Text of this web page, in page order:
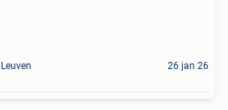
Leuven 26 jan 26